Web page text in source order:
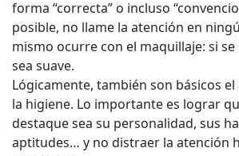
forma “correcta” o incluso
posible, no llame la atención en
mismo ocurre con el maquillaje: si
sea suave.
Lógicamente, también son básicos
la higiene. Lo importante es lograr
destaque sea su personalidad, sus
aptitudes… y no distraer la atención